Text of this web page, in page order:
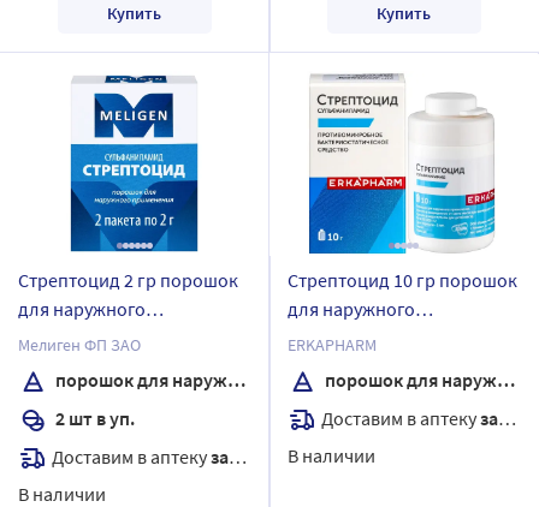
Купить Купить
Стрептоцид 2 гр порошок
для наружного
применения 2 шт пачка
Мелиген ФП ЗАО
порошок для наружного применения
2 шт в уп.
Доставим в аптекузавтра
В наличии
Стрептоцид 10 гр порошок
для наружного
применения банка
ERKAPHARM
порошок для наружного применения
Доставим в аптекузавтра
В наличии